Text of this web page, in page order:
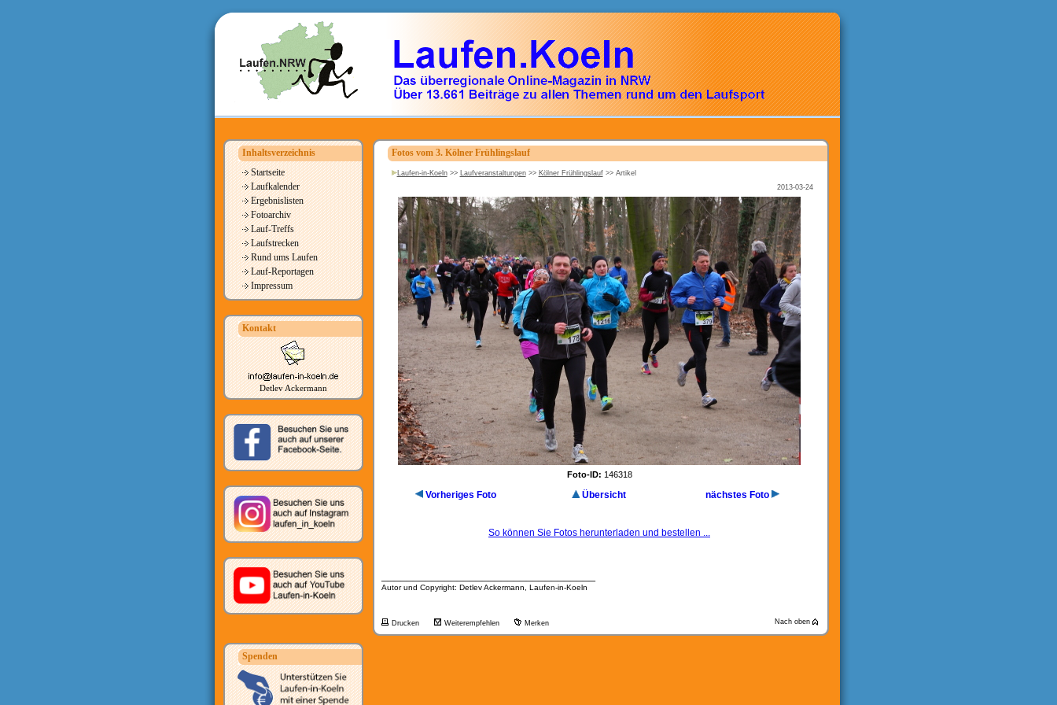
Inhaltsverzeichnis
Startseite
Laufkalender
Ergebnislisten
Fotoarchiv
Lauf-Treffs
Laufstrecken
Rund ums Laufen
Lauf-Reportagen
Impressum
Kontakt
Detlev Ackermann
Spenden
Fotos vom 3. Kölner Frühlingslauf
Laufen-in-Koeln>> Laufveranstaltungen>> Kölner Frühlingslauf>> Artikel
2013-03-24
Foto-ID: 146318
Vorheriges Foto Übersicht nächstes Foto
So können Sie Fotos herunterladen und bestellen ...
Autor und Copyright: Detlev Ackermann, Laufen-in-Koeln
Drucken Weiterempfehlen Merken Nach oben